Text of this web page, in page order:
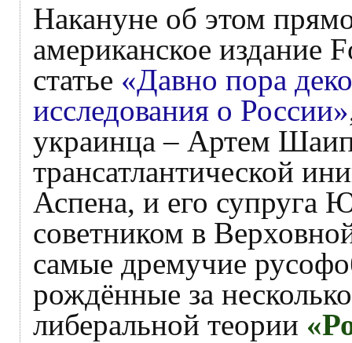
Накануне об этом
американское
статье «Давно пора
исследования о России»
украинца – Артем
трансатлантической
Аспена, и его супруга
советником в
самые дремучие
рождённые за
либеральной теории